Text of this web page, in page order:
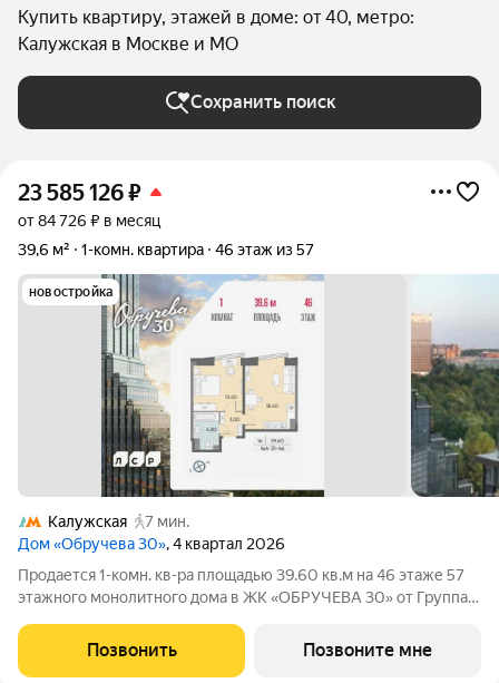
Купить квартиру, этажей в доме: от 40, метро:
Калужская в Москве и МО
Сохранить поиск
23 585 126₽
от 84 726 ₽ в месяц
39,6 м²
1-комн. квартира 46 этаж из 57
новостройка
Калужская
7 мин.
Дом «Обручева 30», 4 квартал 2026
Продается 1-комн. кв-ра площадью 39.60 кв.м на 46 этаже 57
этажного монолитного дома в ЖК «ОБРУЧЕВА 30» от Группа
ЮЗАО и шаговой доступности от станции метро «Калужская».
Два корпуса
Позвонить Позвоните мне